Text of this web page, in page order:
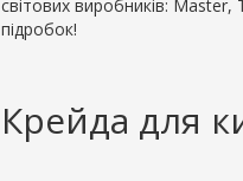
світових виробників:
підробок!
Крейда для